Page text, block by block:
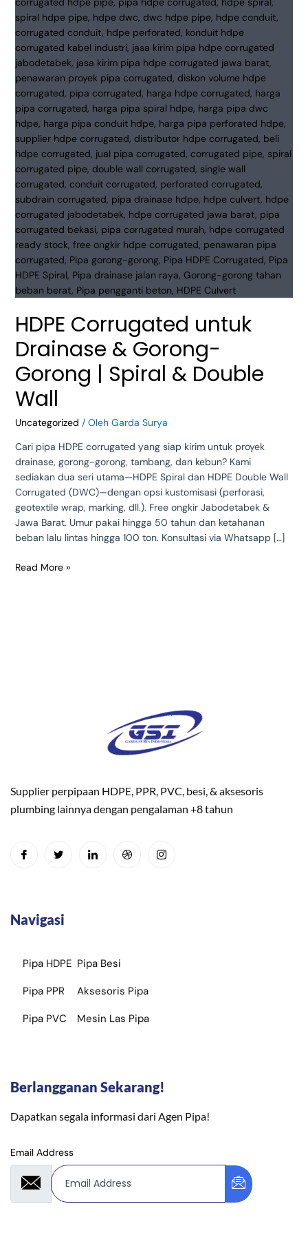
HDPE Corrugated untuk
Drainase & Gorong-
Gorong | Spiral & Double
Wall
Uncategorized / Oleh Garda Surya
Cari pipa HDPE corrugated yang siap kirim untuk proyek
drainase, gorong-gorong, tambang, dan kebun? Kami
sediakan dua seri utama—HDPE Spiral dan HDPE Double Wall
Corrugated (DWC)—dengan opsi kustomisasi (perforasi,
geotextile wrap, marking, dll.). Free ongkir Jabodetabek &
Jawa Barat. Umur pakai hingga 50 tahun dan ketahanan
beban lalu lintas hingga 100 ton. Konsultasi via Whatsapp […]
|
Spiral
&
Double
Wall
Read More »
Supplier perpipaan HDPE, PPR, PVC, besi, & aksesoris
plumbing lainnya dengan pengalaman +8 tahun
Navigasi
Pipa HDPE
Pipa PPR
Pipa PVC
Pipa Besi
Aksesoris Pipa
Mesin Las Pipa
Berlangganan Sekarang!
Dapatkan segala informasi dari Agen Pipa!
Email Address